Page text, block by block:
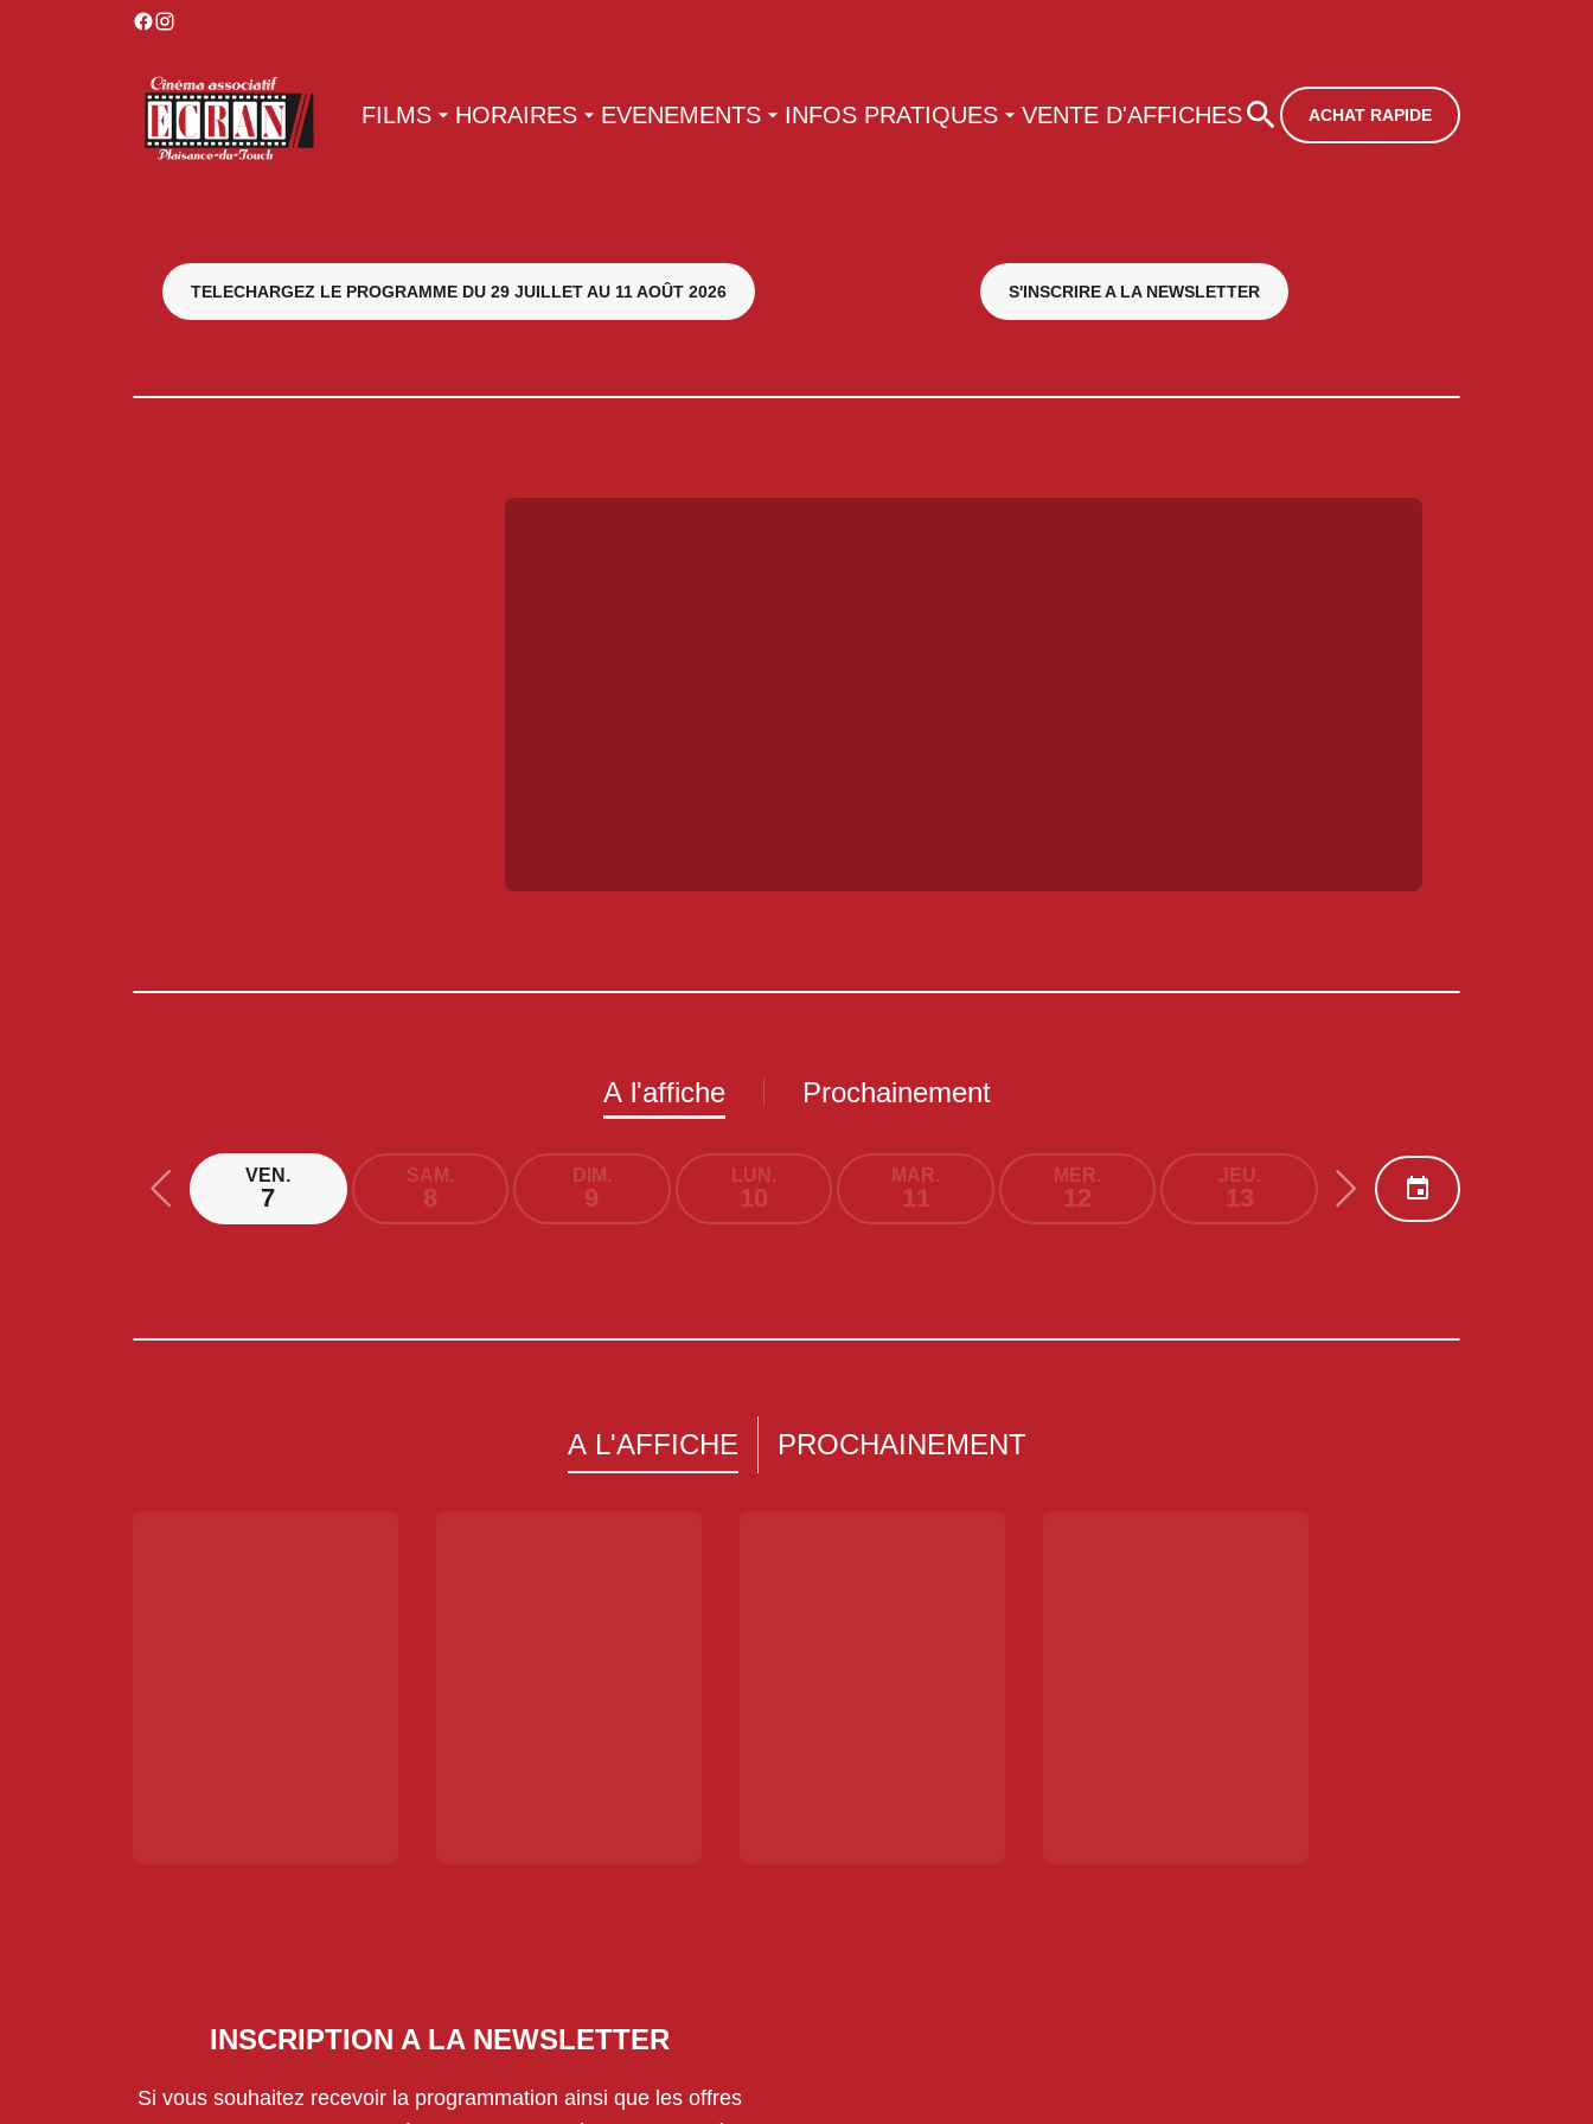
FILMS HORAIRES EVENEMENTS INFOS PRATIQUES VENTE D'AFFICHES ACHAT RAPIDE
TELECHARGEZ LE PROGRAMME DU 29 JUILLET AU 11 AOÛT 2026 S'INSCRIRE A LA NEWSLETTER
A l'affiche Prochainement
VEN.
7
SAM.
8
DIM.
9
LUN.
10
MAR.
11
MER.
12
JEU.
13
VEN.
14
A L'AFFICHE PROCHAINEMENT
INSCRIPTION A LA NEWSLETTER
Si vous souhaitez recevoir la programmation ainsi que les offres